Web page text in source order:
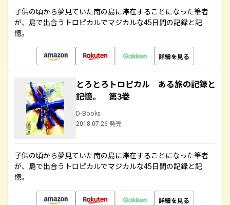
子供の頃から夢見ていた南の島に滞在することになった筆者
が、島で出合うトロピカルでマジカルな45日間の記録と記
憶。
詳細を見る
とろとろトロピカル ある旅の記録と
記憶。 第3巻
D-Books
2018.07.26 発売
子供の頃から夢見ていた南の島に滞在することになった筆者
が、島で出合うトロピカルでマジカルな45日間の記録と記
憶。
詳細を見る